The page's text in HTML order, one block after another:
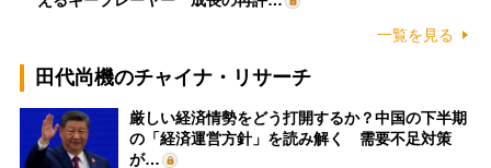
一覧を見る
田代尚機のチャイナ・リサーチ
厳しい経済情勢をどう打開するか？中国の下半期
の「経済運営方針」を読み解く 需要不足対策
が…